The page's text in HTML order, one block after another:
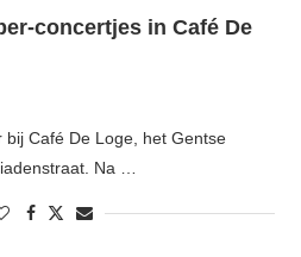
concertjes in Café De
Café De Loge, het Gentse
Na …